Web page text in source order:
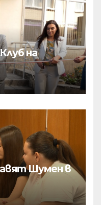
на
Шумен в